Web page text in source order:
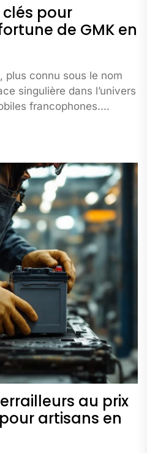
clés pour
de GMK en
plus connu sous le nom
singulière dans l’univers
francophones....
au prix
artisans en